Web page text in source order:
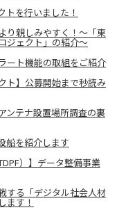
トを行いました！
り親しみやすく！～「東
ジェクト」の紹介～
ート機能の取組をご紹介
ト】公募開始まで秒読み
ンテナ設置場所調査の裏
船を紹介します
）】データ整備事業
する「デジタル社会人材
ます！